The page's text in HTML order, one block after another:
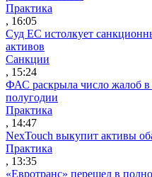
Практика
, 16:05
Суд ЕС истолкует
активов
Санкции
, 15:24
ФАС раскрыла число жалоб в
полугодии
Практика
, 14:47
NexTouch выкупит активы
Практика
, 13:35
«Евротранс» перешел в